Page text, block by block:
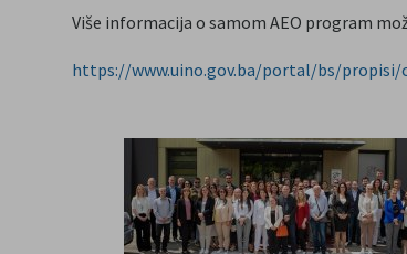
Više informacija o samom AEO program
https://www.uino.gov.ba/portal/bs/propisi/